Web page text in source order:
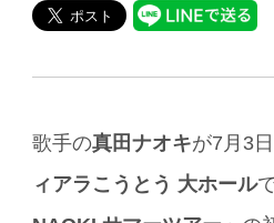
歌手の真田ナオキが7月3
ィアラこうとう 大ホール